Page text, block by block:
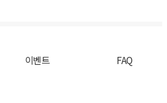
이벤트 FAQ